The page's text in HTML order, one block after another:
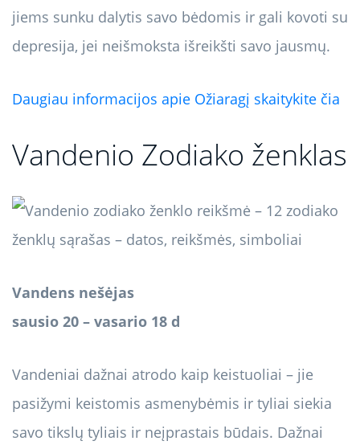
jiems sunku dalytis savo bėdomis ir gali kovoti su
depresija, jei neišmoksta išreikšti savo jausmų.
Daugiau informacijos apie Ožiaragį skaitykite čia
Vandenio Zodiako ženklas
Vandens nešėjas
sausio 20 – vasario 18 d
Vandeniai dažnai atrodo kaip keistuoliai – jie
pasižymi keistomis asmenybėmis ir tyliai siekia
savo tikslų tyliais ir neįprastais būdais. Dažnai